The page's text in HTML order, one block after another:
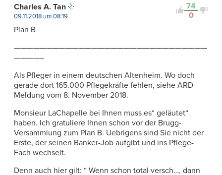
74
0
Charles A. Tan
09.11.2018 um 08:19
Plan B
——————————————————————————————
————–
Als Pfleger in einem deutschen Altenheim. Wo doch
gerade dort 165.000 Pflegekräfte fehlen, siehe ARD-
Meldung vom 8. November 2018.
Monsieur LaChapelle bei Ihnen muss es“ geläutet“
haben. Ich gratuliere Ihnen schon vor der Brugg-
Versammlung zum Plan B. Uebrigens sind Sie nicht der
Erste, der seinen Banker-Job aufgibt und ins Pflege-
Fach wechselt.
Denn auch hier gilt: “ Wenn schon total versch…, dann